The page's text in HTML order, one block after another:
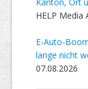
HELP Media
E-Auto-
lange nicht
07.08.2026